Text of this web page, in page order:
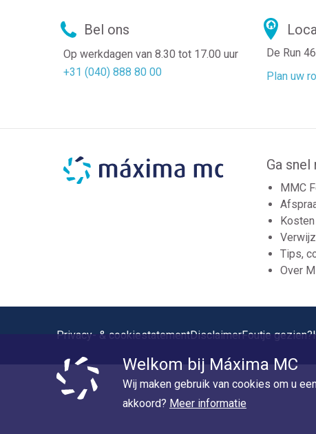
Bel ons
Op werkdagen van 8.30 tot 17.00 uur
+31 (040) 888 80 00
De Run
Plan uw
Ga snel
MMC
Tips,
Over
Privacy- & cookiestatementDisclaimerFoutje gezien?
Welkom bij Máxima MC
Wij maken gebruik van cookies om u
akkoord? Meer informatie